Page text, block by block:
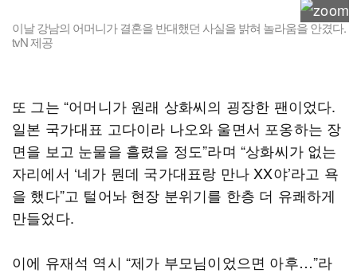
이날 강남의 어머니가 결혼을 반대했던 사실을 밝혀 놀라움을 안겼다.
tvN 제공
또 그는 “어머니가 원래 상화씨의 굉장한 팬이었다.
일본 국가대표 고다이라 나오와 울면서 포옹하는 장
면을 보고 눈물을 흘렸을 정도”라며 “상화씨가 없는
자리에서 ‘네가 뭔데 국가대표랑 만나 XX야’라고 욕
을 했다”고 털어놔 현장 분위기를 한층 더 유쾌하게
만들었다.
이에 유재석 역시 “제가 부모님이었으면 아후…”라